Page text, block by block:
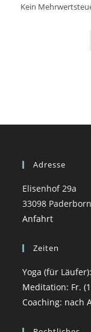
Kein
Adresse
Elisenhof 29a
33098 Paderborn
Anfahrt
Zeiten
Yoga (für
Meditation: Fr.
Coaching: nach